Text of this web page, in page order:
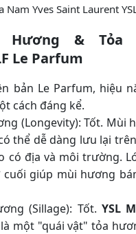
& Tỏa
Le Parfum
bản Le Parfum, hiệu
cách đáng kể.
(Longevity): Tốt. Mùi
thể dễ dàng lưu lại
có địa và môi trường.
cuối giúp mùi hương
(Sillage): Tốt. YSL
một "quái vật" tỏa